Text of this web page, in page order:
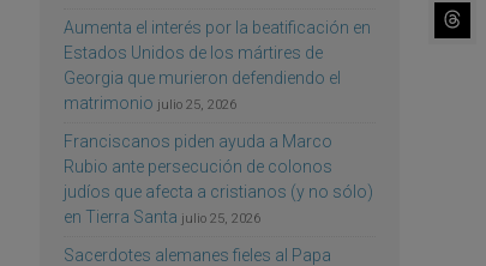
Aumenta el interés por la beatificación en
Estados Unidos de los mártires de
Georgia que murieron defendiendo el
matrimonio julio 25, 2026
Franciscanos piden ayuda a Marco
Rubio ante persecución de colonos
judíos que afecta a cristianos (y no sólo)
en Tierra Santa julio 25, 2026
Sacerdotes alemanes fieles al Papa